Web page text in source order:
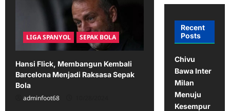
LIGA SPANYOL SEPAK BOLA
Hansi Flick, Membangun Kembali
Barcelona Menjadi Raksasa Sepak
Bola
adminfoot68
Recent
Posts
Chivu
Bawa Inter
Milan
Menuju
Kesempur